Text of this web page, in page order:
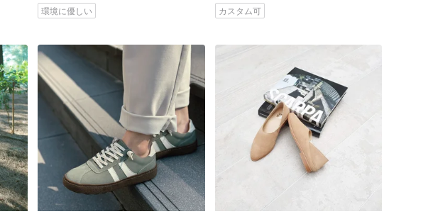
環境に優しい カスタム可